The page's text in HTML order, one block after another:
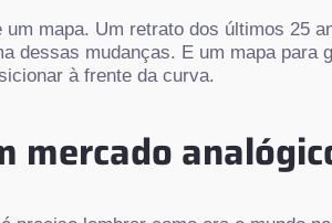
mapa. Um retrato dos últimos 25
dessas mudanças. E um mapa
à frente da curva.
mercado